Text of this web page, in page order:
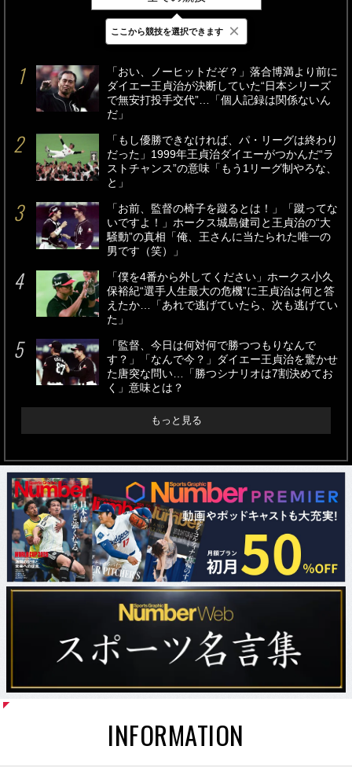
最新 24時間 週間
「おい、ノーヒットだぞ？」落合博満より前に
ダイエー王貞治が決断していた“日本シリーズ
で無安打投手交代”…「個人記録は関係ないん
だ」
「もし優勝できなければ、パ・リーグは終わり
だった」1999年王貞治ダイエーがつかんだ“ラ
ストチャンス”の意味「もう1リーグ制やろな、
と」
「お前、監督の椅子を蹴るとは！」「蹴ってな
いですよ！」ホークス城島健司と王貞治の“大
騒動”の真相「俺、王さんに当たられた唯一の
男です（笑）」
「僕を4番から外してください」ホークス小久
保裕紀“選手人生最大の危機”に王貞治は何と答
えたか…「あれで逃げていたら、次も逃げてい
た」
「監督、今日は何対何で勝つつもりなんで
す？」「なんで今？」ダイエー王貞治を驚かせ
た唐突な問い…「勝つシナリオは7割決めてお
く」意味とは？
もっと見る
INFORMATION
ここから競技を選択できます ×